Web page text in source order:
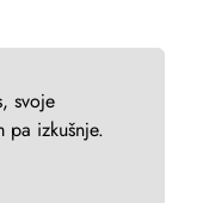
svoje
pa izkušnje.